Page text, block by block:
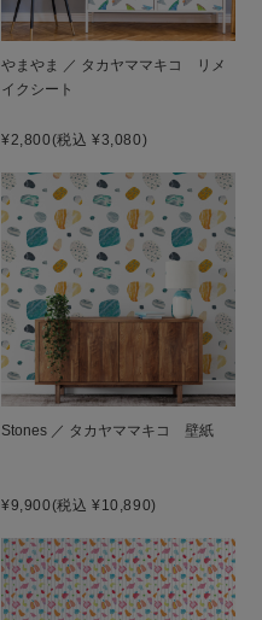
やまやま ／ タカヤママキコ リメ
イクシート
¥2,800(税込 ¥3,080)
Stones ／ タカヤママキコ 壁紙
¥9,900(税込 ¥10,890)